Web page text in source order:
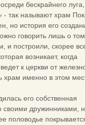
бескрайнего
- так называют храм
но история его
говорить лишь о
и построили, скорее
возникает, когда
к церкви от
храм именно в этом
его собственная
своими дружинниками,
половодье